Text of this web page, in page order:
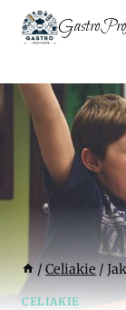
Přeskočit
/ Celiakie /
CELIAKIE